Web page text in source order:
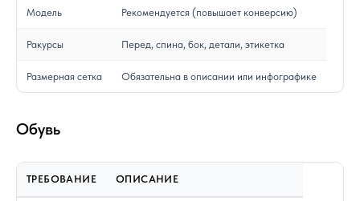
Модель Рекомендуется (повышает конверсию)
Ракурсы Перед, спина, бок, детали, этикетка
Размерная сетка Обязательна в описании или инфографике
Обувь
ТРЕБОВАНИЕ ОПИСАНИЕ